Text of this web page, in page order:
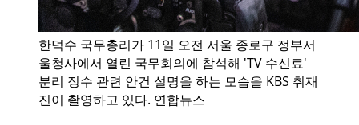
한덕수 국무총리가 11일 오전 서울 종로구 정부서
울청사에서 열린 국무회의에 참석해 'TV 수신료'
분리 징수 관련 안건 설명을 하는 모습을 KBS 취재
진이 촬영하고 있다. 연합뉴스